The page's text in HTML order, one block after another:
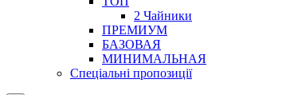
2 Чайники
ПРЕМИУМ
БАЗОВАЯ
МИНИМАЛЬНАЯ
Спеціальні пропозиції